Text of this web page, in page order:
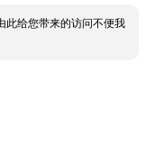
此给您带来的访问不便我